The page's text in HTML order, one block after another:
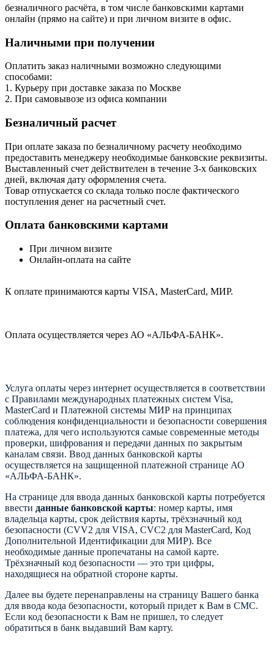
безналичного расчёта, в том числе банковскими картами
онлайн (прямо на сайте) и при личном визите в офис.
Наличными при получении
Оплатить заказ наличными возможно следующими
способами:
1. Курьеру при доставке заказа по Москве
2. При самовывозе из офиса компании
Безналичный расчет
При оплате заказа по безналичному расчету необходимо
предоставить менеджеру необходимые банковские реквизиты.
Выставленный счет действителен в течение 3-х банковских
дней, включая дату оформления cчета.
Товар отпускается со склада только после фактического
поступления денег на расчетный счет.
Оплата банковскими картами
При личном визите
Онлайн-оплата на сайте
К оплате принимаются карты VISA, MasterCard, МИР.
Оплата осуществляется через АО «АЛЬФА-БАНК».
Услуга оплаты через интернет осуществляется в соответствии
с Правилами международных платежных систем Visa,
MasterCard и Платежной системы МИР на принципах
соблюдения конфиденциальности и безопасности совершения
платежа, для чего используются самые современные методы
проверки, шифрования и передачи данных по закрытым
каналам связи. Ввод данных банковской карты
осуществляется на защищенной платежной странице АО
«АЛЬФА-БАНК».
На странице для ввода данных банковской карты потребуется
ввести данные банковской карты: номер карты, имя
владельца карты, срок действия карты, трёхзначный код
безопасности (CVV2 для VISA, CVC2 для MasterCard, Код
Дополнительной Идентификации для МИР). Все
необходимые данные пропечатаны на самой карте.
Трёхзначный код безопасности — это три цифры,
находящиеся на обратной стороне карты.
Далее вы будете перенаправлены на страницу Вашего банка
для ввода кода безопасности, который придет к Вам в СМС.
Если код безопасности к Вам не пришел, то следует
обратиться в банк выдавший Вам карту.